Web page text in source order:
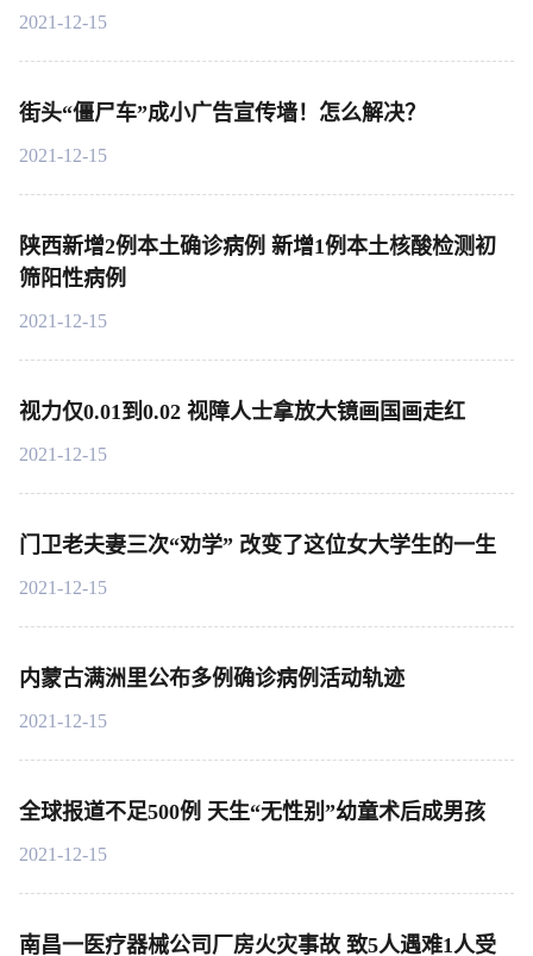
2021-12-15
街头“僵尸车”成小广告宣传墙！怎么解决？
2021-12-15
陕西新增2例本土确诊病例 新增1例本土核酸检测初
筛阳性病例
2021-12-15
视力仅0.01到0.02 视障人士拿放大镜画国画走红
2021-12-15
门卫老夫妻三次“劝学” 改变了这位女大学生的一生
2021-12-15
内蒙古满洲里公布多例确诊病例活动轨迹
2021-12-15
全球报道不足500例 天生“无性别”幼童术后成男孩
2021-12-15
南昌一医疗器械公司厂房火灾事故 致5人遇难1人受